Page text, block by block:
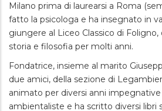
Milano prima di laurearsi a Roma
fatto la psicologa e ha insegnato in
giungere al Liceo Classico di
storia e filosofia per molti anni.
Fondatrice, insieme al marito
due amici, della sezione di
animato per diversi anni
ambientaliste e ha scritto diversi libri